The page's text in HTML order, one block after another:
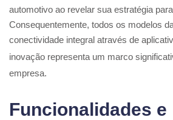
automotivo ao revelar sua estratégia
Consequentemente, todos os modelos
conectividade integral através de
inovação representa um marco
empresa.
Funcionalidades e